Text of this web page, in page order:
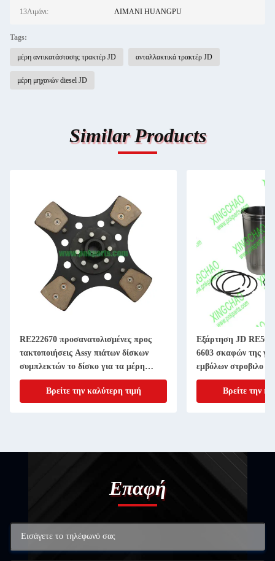
13Λιμάνι: ΛΙΜΑΝΙ HUANGPU
Tags:
μέρη αντικατάστασης τρακτέρ JD ανταλλακτικά τρακτέρ JD
μέρη μηχανών diesel JD
Similar Products
RE222670 προσανατολισμένες προς
τακτοποιήσεις Assy πιάτων δίσκων
συμπλεκτών το δίσκο για τα μέρη
μηχανημάτων γεωργίας 11 ίντσα 20
ΑΥΛΑΚΩΝΩΒρείτε την καλύτερη τιμή
Εξάρτηση JD
6603 σκαφών της
εμβόλων στροβιλο
4045T 6068T
Βρείτε την
Επαφή